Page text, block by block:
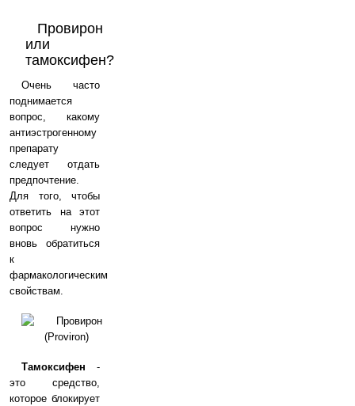
Провирон
или
тамоксифен?
Очень часто
поднимается
вопрос, какому
антиэстрогенному
препарату
следует отдать
предпочтение.
Для того, чтобы
ответить на этот
вопрос нужно
вновь обратиться
к
фармакологическим
свойствам.
Тамоксифен -
это средство,
которое блокирует